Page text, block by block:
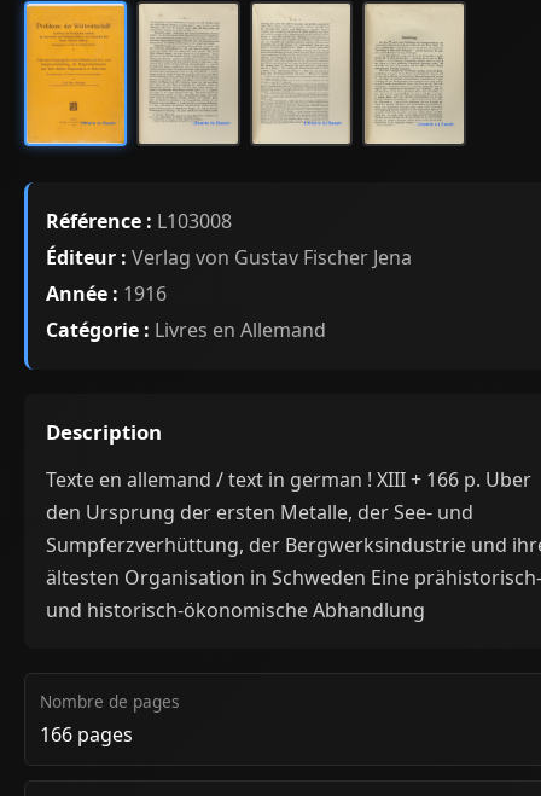
Référence : L103008
Éditeur : Verlag von Gustav Fischer Jena
Année : 1916
Catégorie : Livres en Allemand
Description
Texte en allemand / text in german ! XIII + 166 p. Uber
den Ursprung der ersten Metalle, der See- und
Sumpferzverhüttung, der Bergwerksindustrie und
ältesten Organisation in Schweden Eine prähistorisch-
und historisch-ökonomische Abhandlung
Nombre de pages
166 pages